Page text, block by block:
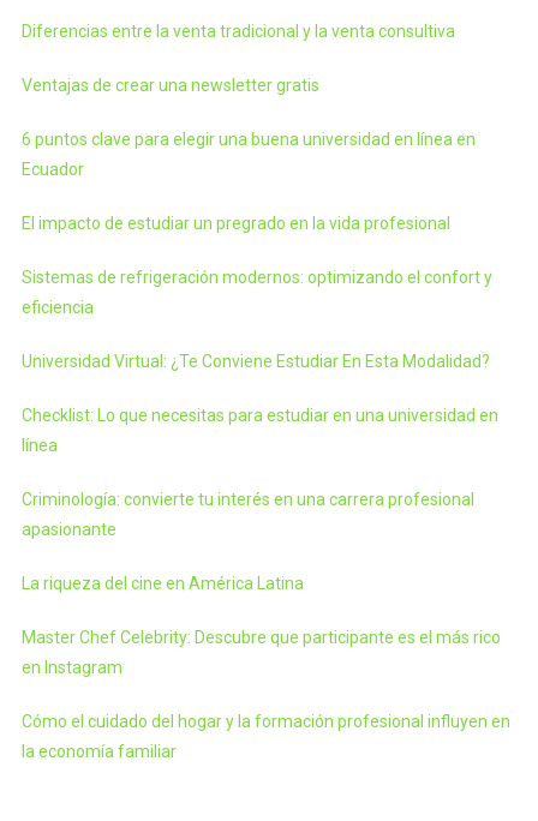
Diferencias entre la venta tradicional y la venta consultiva
Ventajas de crear una newsletter gratis
6 puntos clave para elegir una buena universidad en línea en
Ecuador
El impacto de estudiar un pregrado en la vida profesional
Sistemas de refrigeración modernos: optimizando el confort y
eficiencia
Universidad Virtual: ¿Te Conviene Estudiar En Esta Modalidad?
Checklist: Lo que necesitas para estudiar en una universidad en
línea
Criminología: convierte tu interés en una carrera profesional
apasionante
La riqueza del cine en América Latina
Master Chef Celebrity: Descubre que participante es el más rico
en Instagram
Cómo el cuidado del hogar y la formación profesional influyen en
la economía familiar